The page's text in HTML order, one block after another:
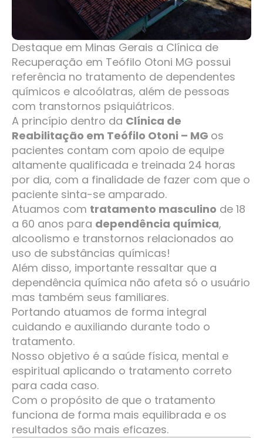
Destaque em Minas Gerais a Clínica de
Recuperação em Teófilo Otoni MG possui
referência no tratamento de dependentes
químicos e alcoólatras, além de pessoas
com transtornos psiquiátricos.
A princípio dentro da Clínica de
Reabilitação em Teófilo Otoni – MG os
pacientes contam com apoio de equipe
altamente qualificada e treinada 24 horas
por dia, com a finalidade de fazer com que o
paciente sinta-se amparado.
Atuamos com tratamento masculino de 18
a 60 anos para dependência química,
alcoolismo e transtornos relacionados ao
uso de substâncias químicas!
Além disso, importante ressaltar que a
dependência química não afeta só o usuário
mas também seus familiares.
Portando atuamos de forma integral
cuidando e auxiliando durante todo o
tratamento.
Nosso objetivo é a saúde física, mental e
espiritual aplicando o tratamento correto
para cada caso.
Com o propósito de que o tratamento
funciona de forma mais equilibrada e os
resultados são mais eficazes.